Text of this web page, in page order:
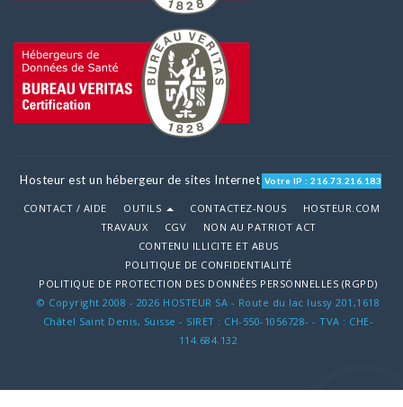
Hosteur est un hébergeur de sites Internet Votre IP : 216.73.216.183
CONTACT / AIDE OUTILS CONTACTEZ-NOUS
HOSTEUR.COM
TRAVAUX
CGV
NON AU PATRIOT ACT
CONTENU ILLICITE ET ABUS
POLITIQUE DE CONFIDENTIALITÉ
POLITIQUE DE PROTECTION DES DONNÉES PERSONNELLES (RGPD)
© Copyright 2008 - 2026 HOSTEUR SA - Route du lac lussy 201,1618
Châtel Saint Denis, Suisse - SIRET : CH-550-1056728- - TVA : CHE-
114.684.132